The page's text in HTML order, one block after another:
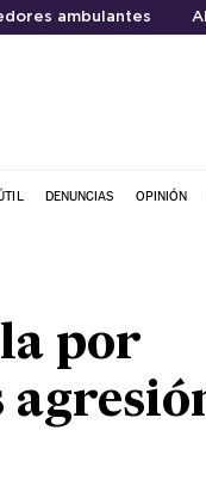
ambulantes
DENUNCIAS OPINIÓN
por